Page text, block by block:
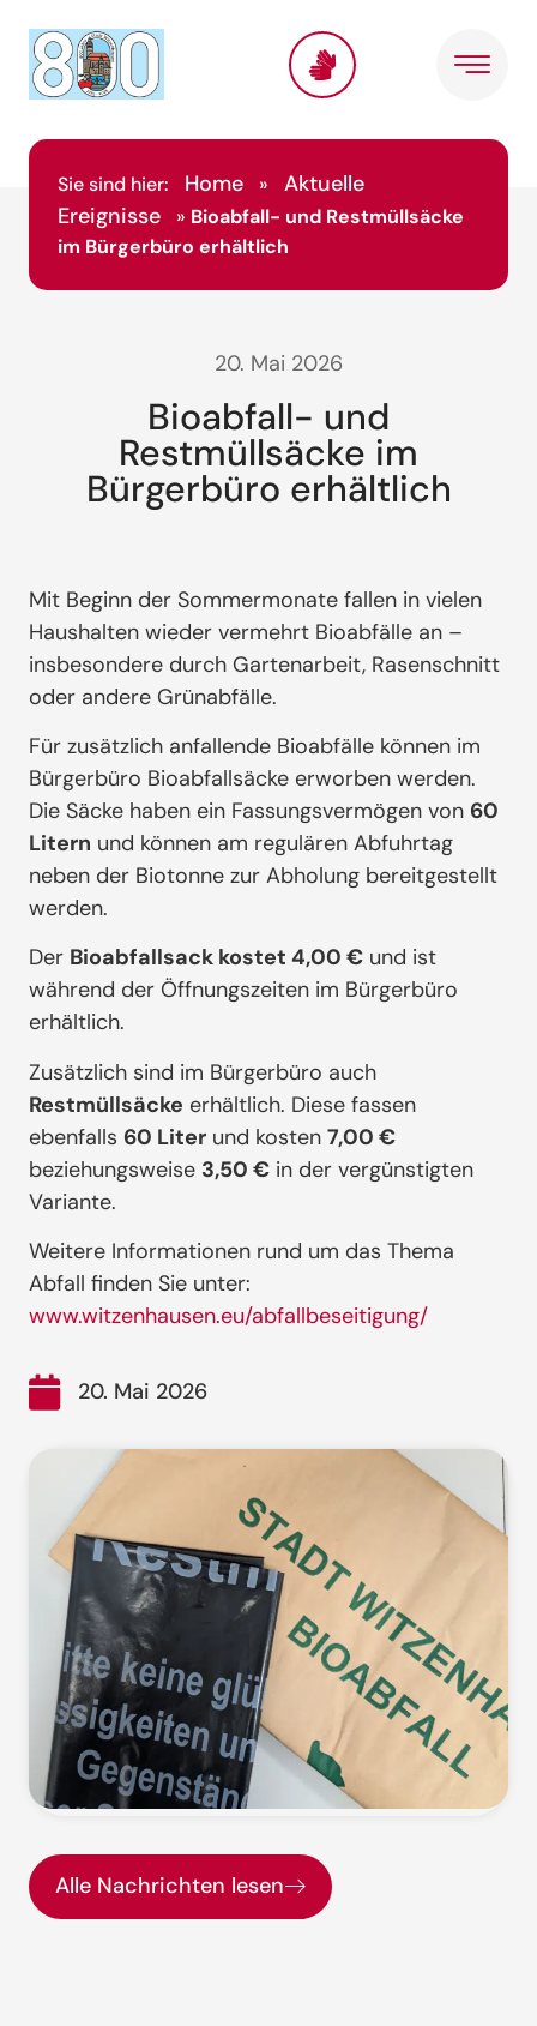
Sie sind hier: Home »
Aktuelle
Ereignisse
» Bioabfall- und Restmüllsäcke
im Bürgerbüro erhältlich
20. Mai 2026
Bioabfall- und
Restmüllsäcke im
Bürgerbüro erhältlich
Mit Beginn der Sommermonate fallen in vielen
Haushalten wieder vermehrt Bioabfälle an –
insbesondere durch Gartenarbeit, Rasenschnitt
oder andere Grünabfälle.
Für zusätzlich anfallende Bioabfälle können im
Bürgerbüro Bioabfallsäcke erworben werden.
Die Säcke haben ein Fassungsvermögen von 60
Litern und können am regulären Abfuhrtag
neben der Biotonne zur Abholung bereitgestellt
werden.
Der Bioabfallsack kostet 4,00 € und ist
während der Öffnungszeiten im Bürgerbüro
erhältlich.
Zusätzlich sind im Bürgerbüro auch
Restmüllsäcke erhältlich. Diese fassen
ebenfalls 60 Liter und kosten 7,00 €
beziehungsweise 3,50 € in der vergünstigten
Variante.
Weitere Informationen rund um das Thema
Abfall finden Sie unter:
www.witzenhausen.eu/abfallbeseitigung/
20. Mai 2026
Alle Nachrichten lesen